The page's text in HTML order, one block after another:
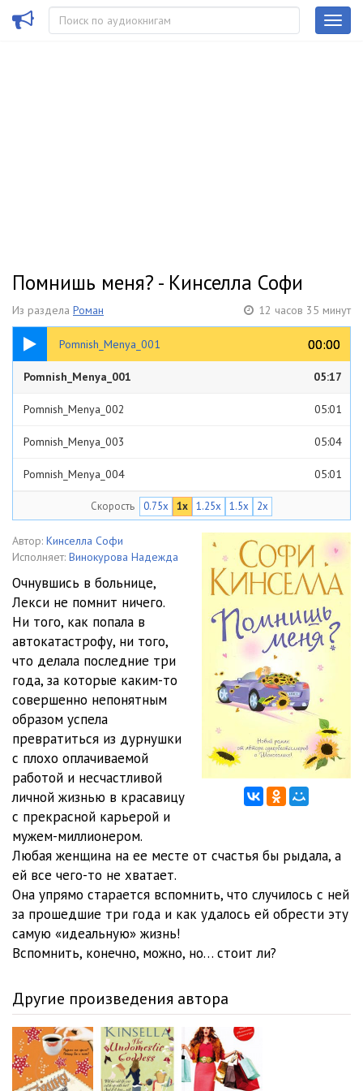
Помнишь меня? - Кинселла Софи
Из раздела Роман 12 часов 35 минут
Pomnish_Menya_001 00:00
00:00
05:17
Pomnish_Menya_001 05:17
Pomnish_Menya_002 05:01
Pomnish_Menya_003 05:04
Pomnish_Menya_004 05:01
Pomnish_Menya_005
Pomnish_Menya_006
05:02
Pomnish_Menya_008 05:02
Pomnish_Menya_009 05:03
Pomnish_Menya_010 05:01
Pomnish_Menya_011 05:03
Pomnish_Menya_012 05:02
Pomnish_Menya_013 05:01
Pomnish_Menya_014
Pomnish_Menya_015
Pomnish_Menya_016 05:01
Pomnish_Menya_017 05:02
Pomnish_Menya_018
Pomnish_Menya_019
Pomnish_Menya_020
Pomnish_Menya_021
Pomnish_Menya_022
Скорость 0.75x 1x 1.25x 1.5x 2x
Автор: Кинселла Софи
Исполняет: Винокурова Надежда
Очнувшись в больнице,
Лекси не помнит ничего.
Ни того, как попала в
автокатастрофу, ни того,
что делала последние три
года, за которые каким-то
совершенно непонятным
образом успела
превратиться из дурнушки
с плохо оплачиваемой
работой и несчастливой
личной жизнью в красавицу
с прекрасной карьерой и
мужем-миллионером.
Любая женщина на ее месте от счастья бы рыдала, а
ей все чего-то не хватает.
Она упрямо старается вспомнить, что случилось с ней
за прошедшие три года и как удалось ей обрести эту
самую «идеальную» жизнь!
Вспомнить, конечно, можно, но… стоит ли?
Другие произведения автора